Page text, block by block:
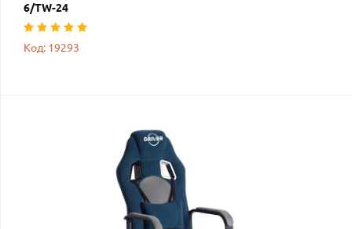
6/TW-24
Код: 19293